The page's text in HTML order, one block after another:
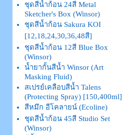
ชุดสีน้ำก้อน 24สี Metal
Sketcher's Box (Winsor)
ชุดสีน้ำก้อน Sakura KOI
[12,18,24,30,36,48สี]
ชุดสีน้ำก้อน 12สี Blue Box
(Winsor)
น้ำยากั้นสีน้ำ Winsor (Art
Masking Fluid)
สเปรย์เคลือบสีน้ำ Talens
(Protecting Spray) [150,400ml]
สีหมึก อีโคลายน์ (Ecoline)
ชุดสีน้ำก้อน 45สี Studio Set
(Winsor)